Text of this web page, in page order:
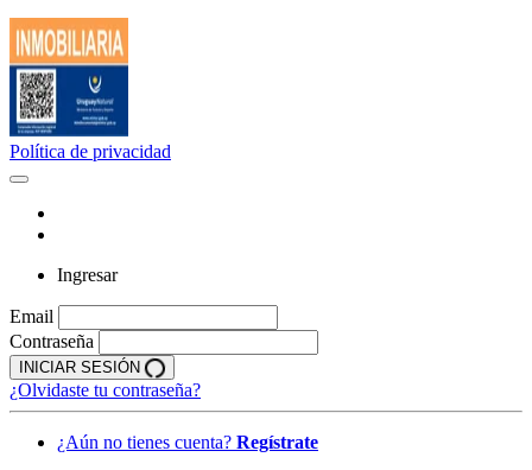
Política de privacidad
Ingresar
Email
Contraseña
INICIAR SESIÓN
¿Olvidaste tu contraseña?
¿Aún no tienes cuenta? Regístrate